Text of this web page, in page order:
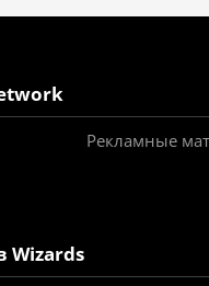
Рекламные
Wizards